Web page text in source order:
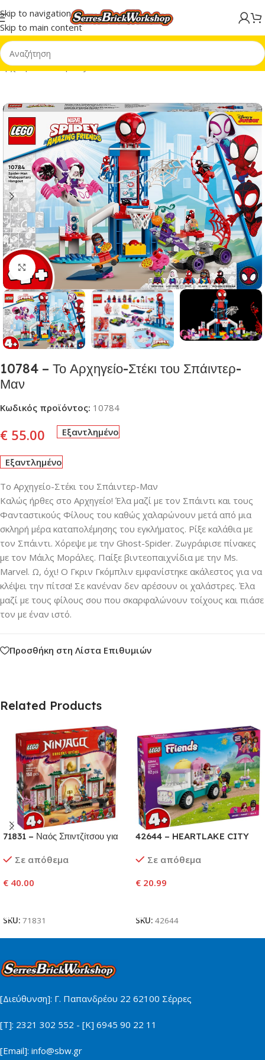
Skip to navigation
Skip to main content
Αρχική σελίδα/Spidey
Click to enlarge
10784 – Το Αρχηγείο-Στέκι του Σπάιντερ-
Μαν
Κωδικός προϊόντος: 10784
€ 55.00 Εξαντλημένο
Εξαντλημένο
Το Αρχηγείο-Στέκι του Σπάιντερ-Μαν
Καλώς ήρθες στο Αρχηγείο! Έλα μαζί με τον Σπάιντι και τους
Φανταστικούς Φίλους του καθώς χαλαρώνουν μετά από μια
σκληρή μέρα καταπολέμησης του εγκλήματος. Ρίξε καλάθια με
τον Σπάιντι. Χόρεψε με την Ghost-Spider. Ζωγράφισε πίνακες
με τον Μάιλς Μοράλες. Παίξε βιντεοπαιχνίδια με την Ms.
Marvel. Ω, όχι! Ο Γκριν Γκόμπλιν εμφανίστηκε ακάλεστος για να
κλέψει την πίτσα! Σε κανέναν δεν αρέσουν οι χαλάστρες. Έλα
μαζί με τους φίλους σου που σκαρφαλώνουν τοίχους και πιάσε
τον με έναν ιστό.
Προσθήκη στη Λίστα Επιθυμιών
Related Products
71831 – Ναός Σπιντζίτσου για
Σε απόθεμα
€ 40.00
SKU: 71831
42644 – HEARTLAKE CITY
Σε απόθεμα
€ 20.99
SKU: 42644
[Διεύθυνση]: Γ. Παπανδρέου 22 62100 Σέρρες
[Τ]: 2321 302 552 - [Κ] 6945 90 22 11
[Email]: info@sbw.gr